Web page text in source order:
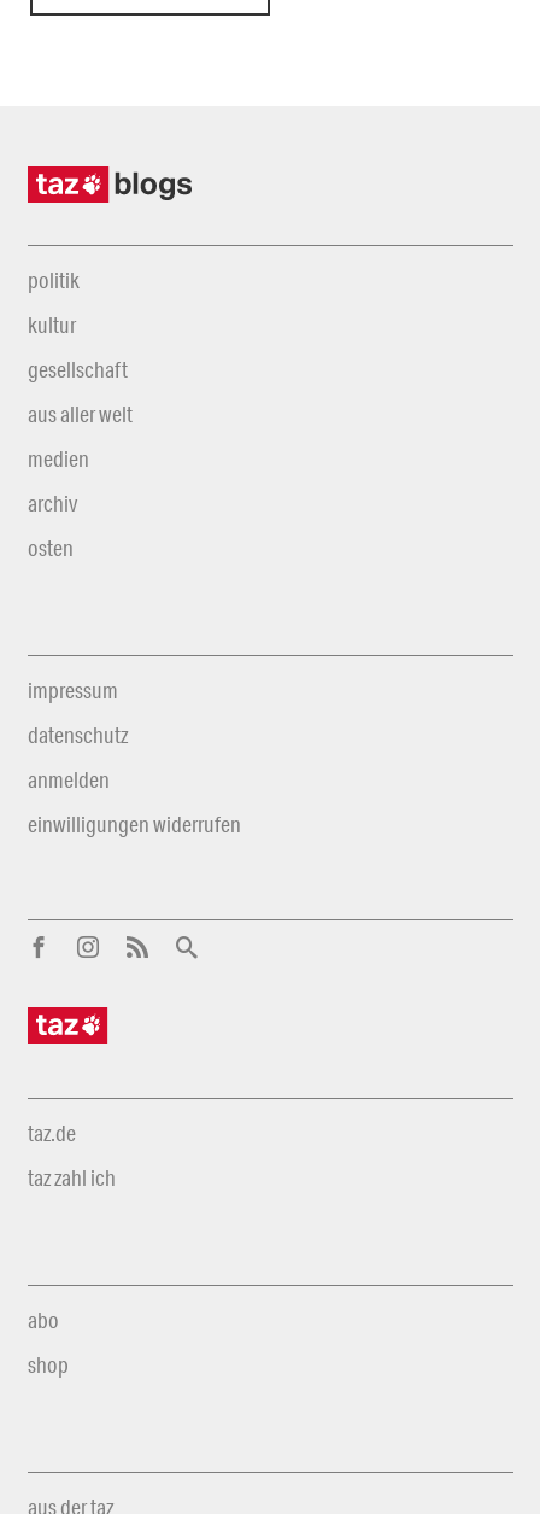
politik
kultur
gesellschaft
aus aller welt
medien
archiv
osten
impressum
datenschutz
anmelden
einwilligungen widerrufen
taz.de
taz zahl ich
abo
shop
aus der taz